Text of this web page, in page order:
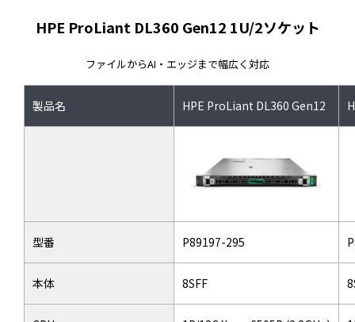
HPE ProLiant DL360 Gen12 1U/2ソケット
ファイルからAI・エッジまで幅広く対応
製品名 HPE ProLiant DL360 Gen12
型番 P89197-295
本体 8SFF